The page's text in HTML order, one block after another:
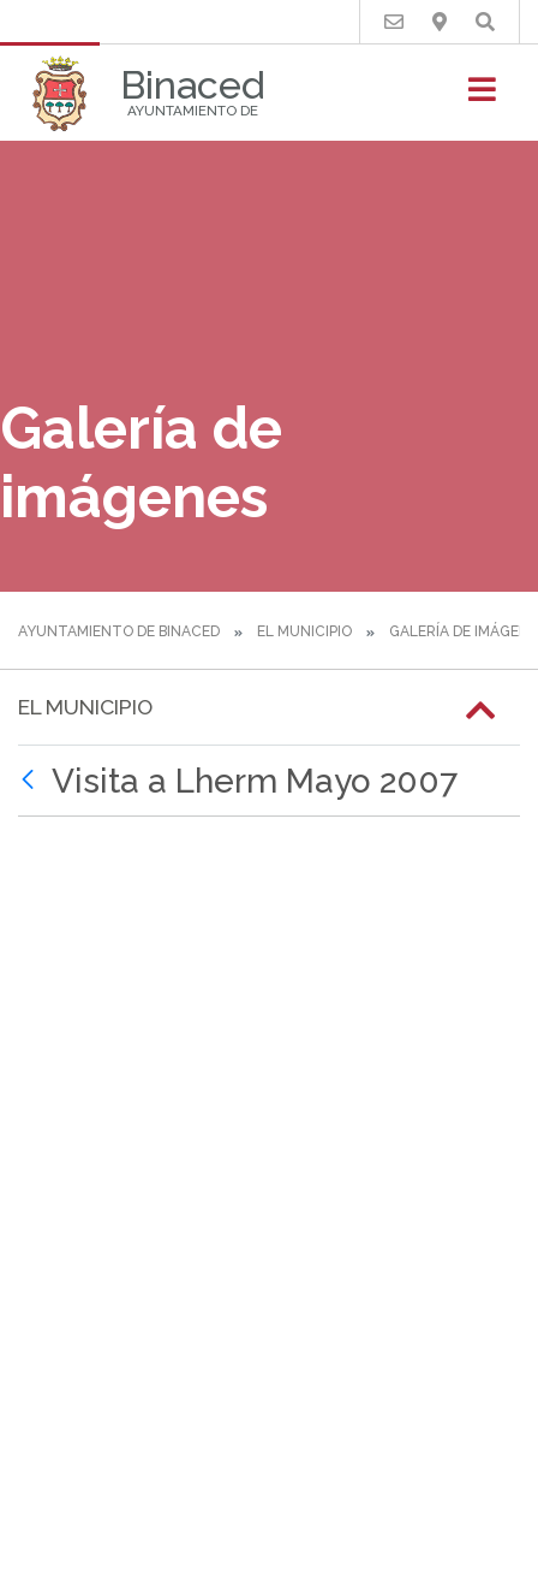
Binaced
AYUNTAMIENTO DE
Buscar
Galería de
imágenes
AYUNTAMIENTO DE BINACED EL MUNICIPIO GALERÍA DE
EL MUNICIPIO
Visita a Lherm Mayo 2007